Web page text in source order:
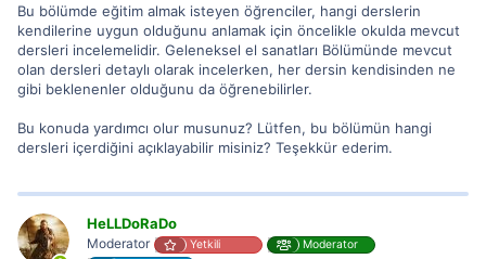
Bu bölümde eğitim almak isteyen öğrenciler, hangi derslerin
kendilerine uygun olduğunu anlamak için öncelikle okulda mevcut
dersleri incelemelidir. Geleneksel el sanatları Bölümünde mevcut
olan dersleri detaylı olarak incelerken, her dersin kendisinden ne
gibi beklenenler olduğunu da öğrenebilirler.
Bu konuda yardımcı olur musunuz? Lütfen, bu bölümün hangi
dersleri içerdiğini açıklayabilir misiniz? Teşekkür ederim.
HeLLDoRaDo
Moderator Yetkili
Moderator